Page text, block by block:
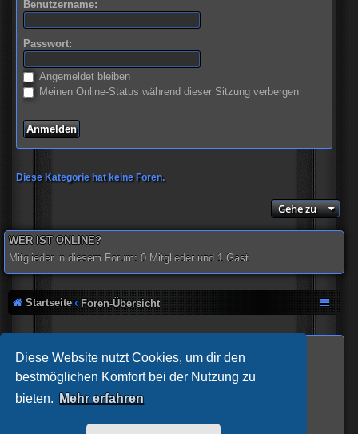
Diese Website nutzt Cookies, um dir den
bestmöglichen Komfort bei der Nutzung zu
bieten.
Mehr erfahren
Benutzername:
Passwort:
Angemeldet bleiben
Meinen Online-Status während dieser Sitzung verbergen
Diese Kategorie hat keine Foren.
Gehe zu
WER IST ONLINE?
Mitglieder in diesem Forum: 0 Mitglieder und 1 Gast
Startseite Foren-Übersicht
Powered byphpBB® Forum Software © phpBB Limited
Deutsche Übersetzung durchphpBB.de
Breizh Chart Erweiterung V1.4.0 durch